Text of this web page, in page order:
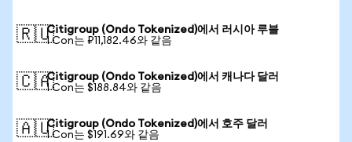
🇷🇺Citigroup (Ondo Tokenized)에서 러시아 루블
1 Con는 ₽11,182.46와 같음
🇨🇦Citigroup (Ondo Tokenized)에서 캐나다 달러
1 Con는 $188.84와 같음
🇦🇺Citigroup (Ondo Tokenized)에서 호주 달러
1 Con는 $191.69와 같음